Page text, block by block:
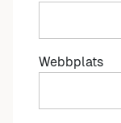
Webbplats